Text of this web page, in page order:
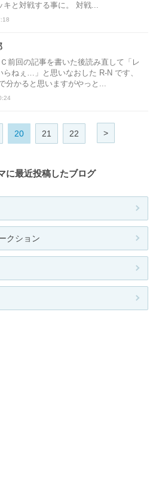
と対戦する事に。 対戦...
前回の記事を書いた後読み直して「レ
ねぇ…」と思いなおした R-N です、
分かると思いますがやっと...
20 21 22 >
に最近投稿したブログ
ション